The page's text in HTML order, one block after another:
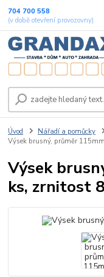
704 700 558
(v době otevření provozovny)
Úvod Nářadí a pomůcky
Výsek brusný, průměr
Výsek
ks, zrnitost